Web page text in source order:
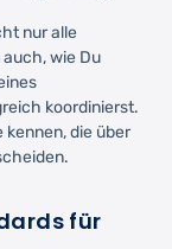
nur alle
wie Du
koordinierst.
die über
für